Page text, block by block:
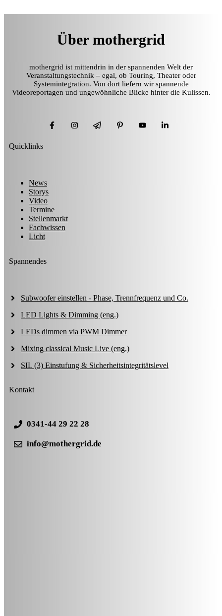
Über mothergrid
mothergrid ist mittendrin in der spannenden Welt der
Veranstaltungstechnik – egal, ob Touring, Theater oder
Systemintegration. Von dort liefern wir spannende
Videoreportagen und ungewöhnliche Blicke hinter die Kulissen.
Quicklinks
News
Storys
Video
Termine
Stellenmarkt
Fachwissen
Licht
Spannendes
Subwoofer einstellen - Phase, Trennfrequenz und Co.
LED Lights & Dimming (eng.)
LEDs dimmen via PWM Dimmer
Mixing classical Music Live (eng.)
SIL (3) Einstufung & Sicherheitsintegritätslevel
Kontakt
0341-44 29 22 28
info@mothergrid.de